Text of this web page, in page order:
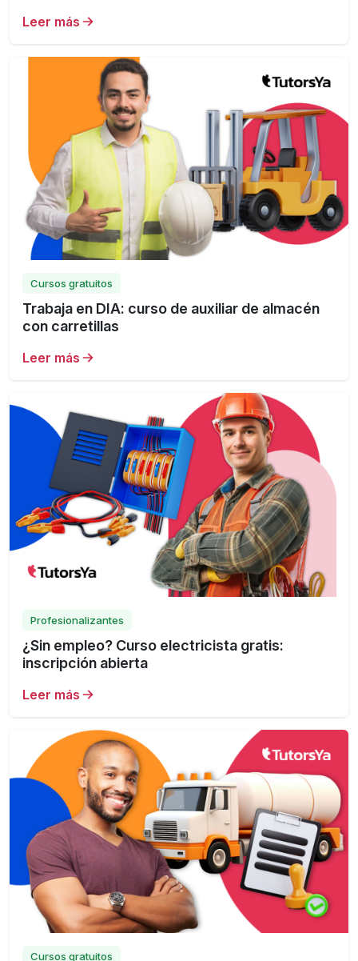
Leer más
Cursos gratuitos
Trabaja en DIA: curso de auxiliar de almacén
con carretillas
Leer más
Profesionalizantes
¿Sin empleo? Curso electricista gratis:
inscripción abierta
Leer más
Cursos gratuitos